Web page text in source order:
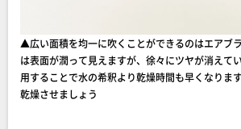
▲広い面積を均一に吹くことができるのはエアブ
は表面が潤って見えますが、徐々にツヤが消えて
用することで水の希釈より乾燥時間も早くなりま
乾燥させましょう